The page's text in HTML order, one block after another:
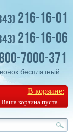
216-16-01
216-16-06
7000-371
бесплатный
В корзине:
Ваша корзина пуста